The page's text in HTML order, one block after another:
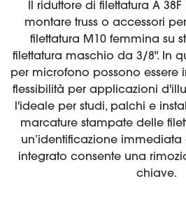
Il riduttore di filettatura A
montare truss o accessori
filettatura M10 femmina su
filettatura maschio da 3/8". In
per microfono possono
flessibilità per applicazioni
l'ideale per studi, palchi e
marcature stampate delle
un’identificazione immediata
integrato consente una
chiave.